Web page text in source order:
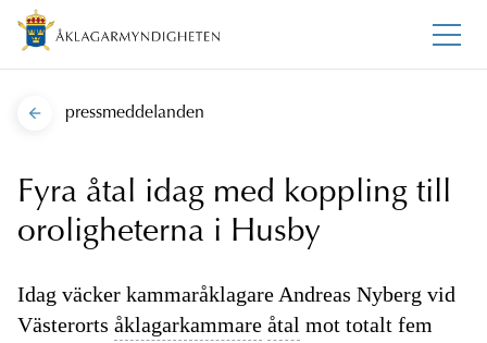
pressmeddelanden
Fyra åtal idag med koppling till
oroligheterna i Husby
Idag väcker kammaråklagare Andreas Nyberg vid
Västerorts åklagarkammare åtal mot totalt fem